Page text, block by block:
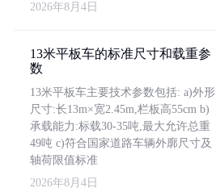
2026年8月4日
13米平板车的标准尺寸和载重参
数
13米平板车主要技术参数包括: a)外形
尺寸:长13m×宽2.45m,栏板高55cm b)
承载能力:标载30-35吨,最大允许总重
49吨 c)符合国家道路车辆外廓尺寸及
轴荷限值标准
2026年8月4日